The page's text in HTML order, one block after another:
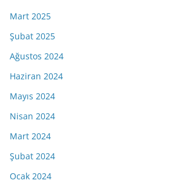
Mart 2025
Şubat 2025
Ağustos 2024
Haziran 2024
Mayıs 2024
Nisan 2024
Mart 2024
Şubat 2024
Ocak 2024